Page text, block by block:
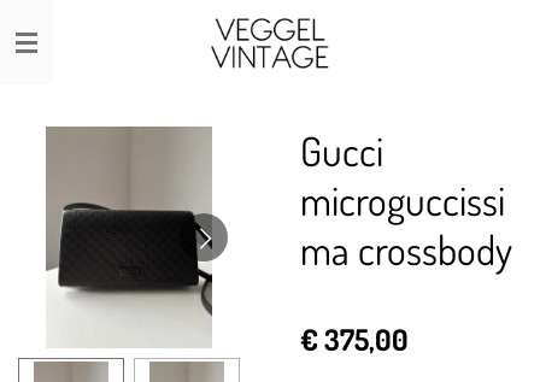
Ga
direct
Gucci
microguccissi
ma crossbody
€ 375,00